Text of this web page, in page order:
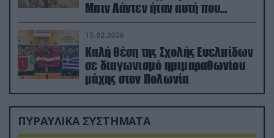
Μπιν Λάντεν ήταν αυτή που
διέσωσε τον πιλότο του F-15
15.02.2026
Καλή θέση της Σχολής Ευελπίδων
σε διαγωνισμό ημιμαραθωνίου
μάχης στον Πολωνία
ΠΥΡΑΥΛΙΚΑ ΣΥΣΤΗΜΑΤΑ